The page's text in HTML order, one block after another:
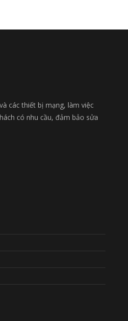
các thiết bị mạng, làm việc
có nhu cầu, đảm bảo sửa